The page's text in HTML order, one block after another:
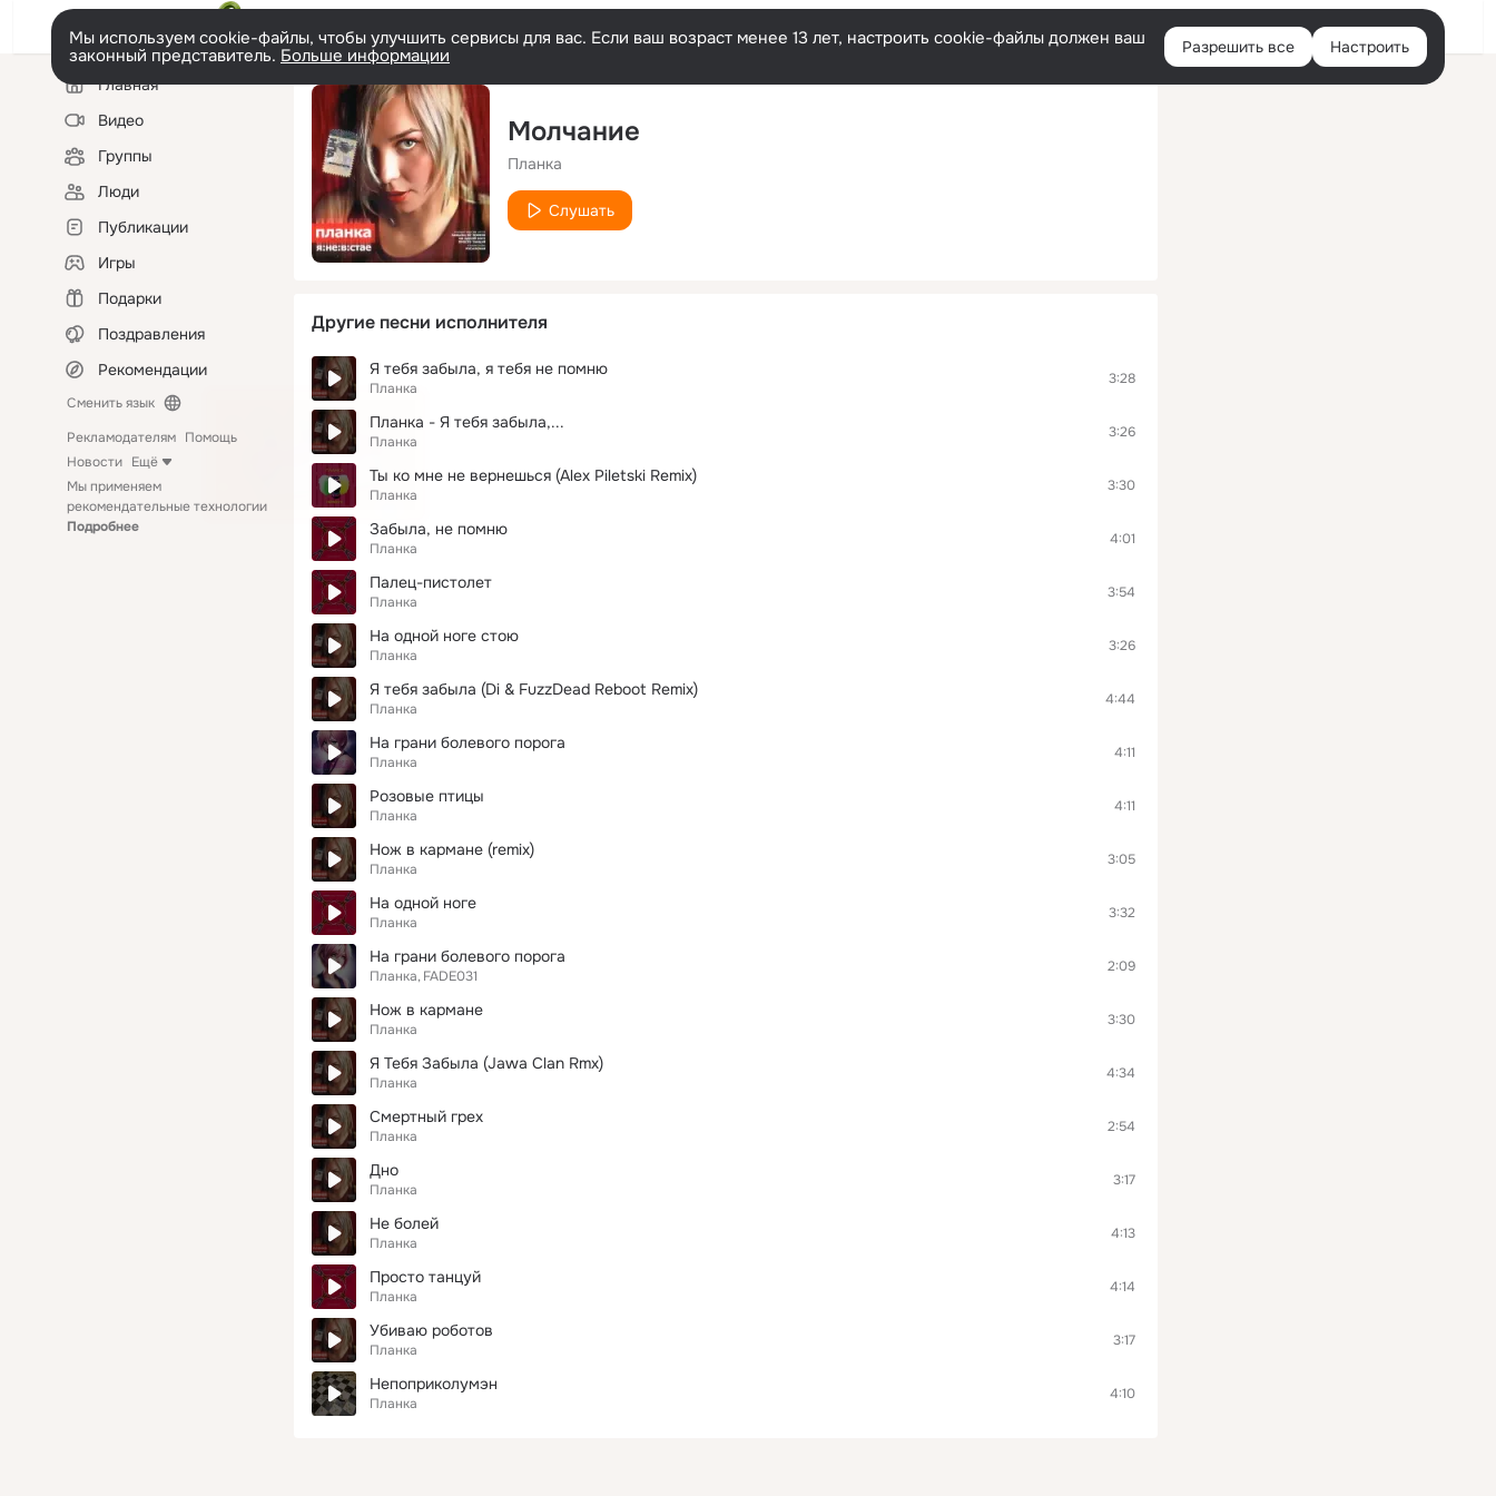
Войти
Мы используем cookie-файлы, чтобы улучшить сервисы для вас. Если ваш возраст менее 13 лет, настроить cookie-файлы должен ваш
законный представитель. Больше информации Разрешить все Настроить
Левая
колонкаГлавная
Видео
Группы
Люди
Публикации
Игры
Подарки
Поздравления
Рекомендации
Сменить язык
Рекламодателям Помощь
Новости Ещё
Мы применяем
рекомендательные технологии
Подробнее
Молчание
Планка
Слушать
Другие песни исполнителя
Я тебя забыла, я тебя не помню
Планка
3:28
Планка - Я тебя забыла,...
Планка
3:26
Ты ко мне не вернешься (Alex Piletski Remix)
Планка
3:30
Забыла, не помню
Планка
4:01
Палец-пистолет
Планка
3:54
На одной ноге стою
Планка
3:26
Я тебя забыла (Di & FuzzDead Reboot Remix)
Планка
4:44
На грани болевого порога
Планка
4:11
Розовые птицы
Планка
4:11
Нож в кармане (remix)
Планка
3:05
На одной ноге
Планка
3:32
На грани болевого порога
Планка FADE031
2:09
Нож в кармане
Планка
3:30
Я Тебя Забыла (Jawa Clan Rmx)
Планка
4:34
Смертный грех
Планка
2:54
Дно
Планка
3:17
Не болей
Планка
4:13
Просто танцуй
Планка
4:14
Убиваю роботов
Планка
3:17
Непоприколумэн
Планка
4:10